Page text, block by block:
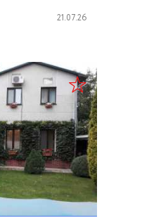
21.07.26